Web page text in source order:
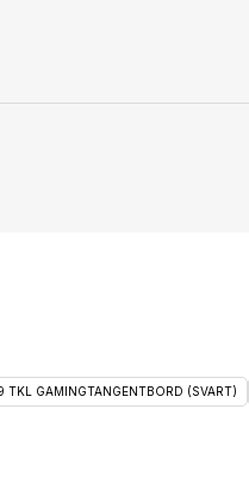
TKL GAMINGTANGENTBORD (SVART)